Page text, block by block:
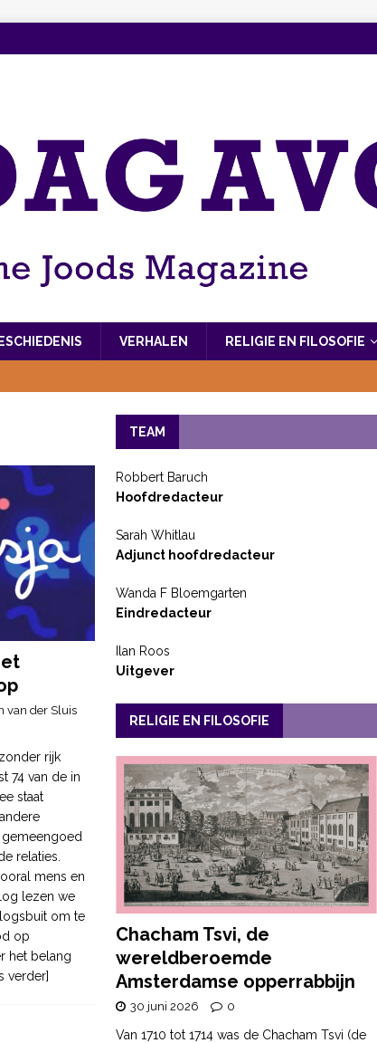
VERHALEN RELIGIE EN FILOSOFIE
van der Sluis
rijk
74 van de in
staat
gemeengoed
relaties.
mens en
lezen we
om te
op
het belang
verder]
TEAM
Robbert Baruch
Hoofdredacteur
Sarah Whitlau
Adjunct hoofdredacteur
Wanda F Bloemgarten
Eindredacteur
Ilan Roos
Uitgever
RELIGIE EN FILOSOFIE
Chacham Tsvi, de
wereldberoemde
Amsterdamse opperrabbijn
30 juni 2026 0
Van 1710 tot 1714 was de Chacham Tsvi (de